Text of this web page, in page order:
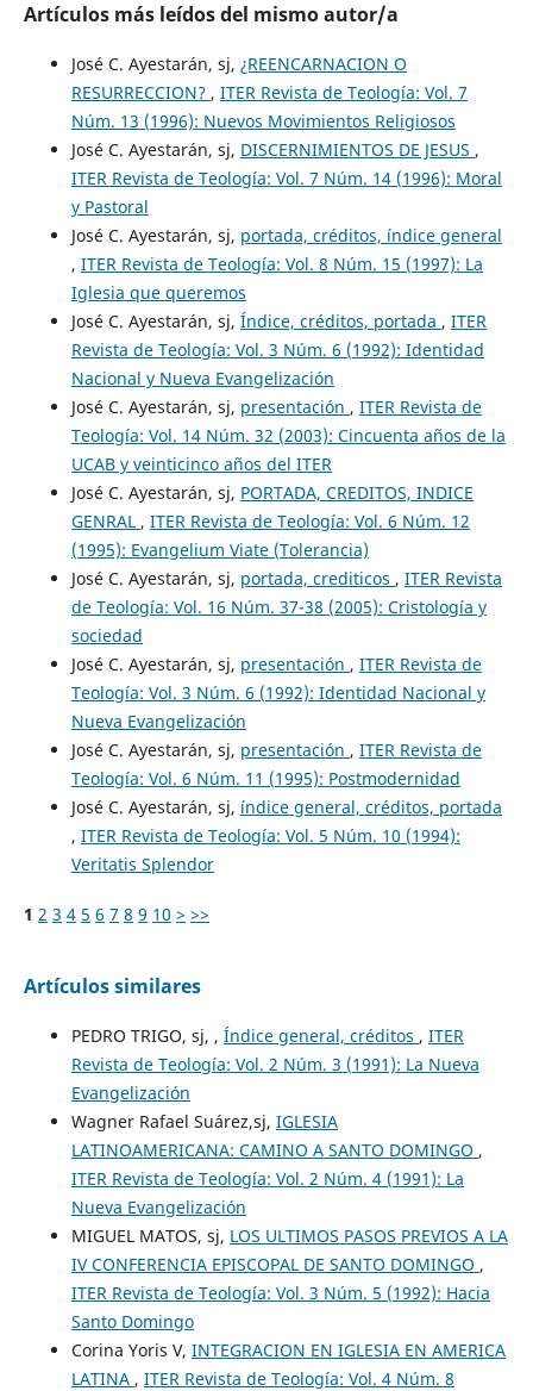
Artículos más leídos del mismo autor/a
José C. Ayestarán, sj, ¿REENCARNACION O
RESURRECCION? , ITER Revista de Teología: Vol. 7
Núm. 13 (1996): Nuevos Movimientos Religiosos
José C. Ayestarán, sj, DISCERNIMIENTOS DE JESUS ,
ITER Revista de Teología: Vol. 7 Núm. 14 (1996): Moral
y Pastoral
José C. Ayestarán, sj, portada, créditos, índice general
, ITER Revista de Teología: Vol. 8 Núm. 15 (1997): La
Iglesia que queremos
José C. Ayestarán, sj, Índice, créditos, portada , ITER
Revista de Teología: Vol. 3 Núm. 6 (1992): Identidad
Nacional y Nueva Evangelización
José C. Ayestarán, sj, presentación , ITER Revista de
Teología: Vol. 14 Núm. 32 (2003): Cincuenta años de la
UCAB y veinticinco años del ITER
José C. Ayestarán, sj, PORTADA, CREDITOS, INDICE
GENRAL , ITER Revista de Teología: Vol. 6 Núm. 12
(1995): Evangelium Viate (Tolerancia)
José C. Ayestarán, sj, portada, crediticos , ITER Revista
de Teología: Vol. 16 Núm. 37-38 (2005): Cristología y
sociedad
José C. Ayestarán, sj, presentación , ITER Revista de
Teología: Vol. 3 Núm. 6 (1992): Identidad Nacional y
Nueva Evangelización
José C. Ayestarán, sj, presentación , ITER Revista de
Teología: Vol. 6 Núm. 11 (1995): Postmodernidad
José C. Ayestarán, sj, índice general, créditos, portada
, ITER Revista de Teología: Vol. 5 Núm. 10 (1994):
Veritatis Splendor
1 2 3 4 5 6 7 8 9 10 > >>
Artículos similares
PEDRO TRIGO, sj, , Índice general, créditos , ITER
Revista de Teología: Vol. 2 Núm. 3 (1991): La Nueva
Evangelización
Wagner Rafael Suárez,sj, IGLESIA
LATINOAMERICANA: CAMINO A SANTO DOMINGO ,
ITER Revista de Teología: Vol. 2 Núm. 4 (1991): La
Nueva Evangelización
MIGUEL MATOS, sj, LOS ULTIMOS PASOS PREVIOS A LA
IV CONFERENCIA EPISCOPAL DE SANTO DOMINGO ,
ITER Revista de Teología: Vol. 3 Núm. 5 (1992): Hacia
Santo Domingo
Corina Yoris V, INTEGRACION EN IGLESIA EN AMERICA
LATINA , ITER Revista de Teología: Vol. 4 Núm. 8